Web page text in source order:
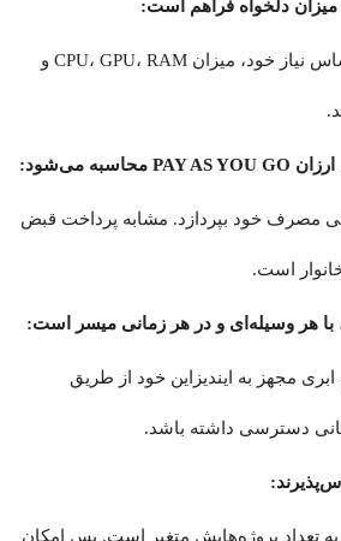
و کاربران می‌توانند بر اساس نیاز خود، میزان CPU، GPU، RAM و
مصرف خود بپردازد. مشابه پرداخت قبض
است.
مجهز به ایندیزاین خود از طریق
دسترسی داشته باشد.
به تعداد پروژه‌هایش متغیر است. پس امکان